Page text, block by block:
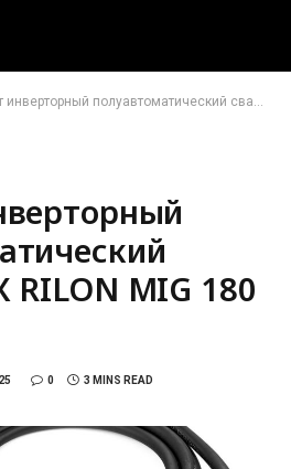
полуавтоматический сварки ПТК RILON MIG 180 GDM
RILON MIG 180
0 3 MINS READ